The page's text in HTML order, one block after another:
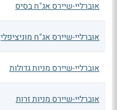
אוברליי-שיירס אג"ח בסיס
אוברליי-שיירס אג"ח מוניציפלי
אוברליי-שיירס מניות גדולות
אוברליי-שיירס מניות זרות